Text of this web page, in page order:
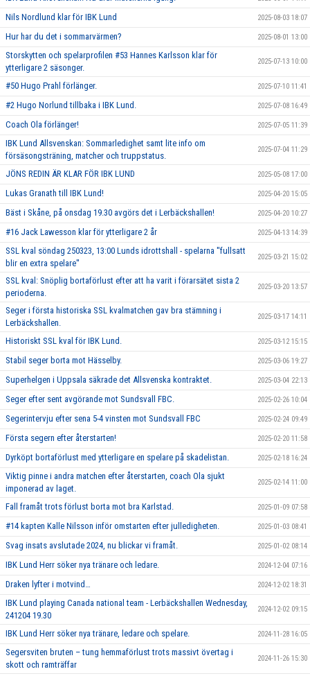
Nils Nordlund klar för IBK Lund 2025-08-03 18:07
Hur har du det i sommarvärmen? 2025-08-01 13:00
Storskytten och spelarprofilen #53 Hannes Karlsson klar för
ytterligare 2 säsonger.
2025-07-13 10:00
#50 Hugo Prahl förlänger. 2025-07-10 11:41
#2 Hugo Norlund tillbaka i IBK Lund. 2025-07-08 16:49
Coach Ola förlänger! 2025-07-05 11:39
IBK Lund Allsvenskan: Sommarledighet samt lite info om
försäsongsträning, matcher och truppstatus.
2025-07-04 11:29
JÖNS REDIN ÄR KLAR FÖR IBK LUND 2025-05-08 17:00
Lukas Granath till IBK Lund! 2025-04-20 15:05
Bäst i Skåne, på onsdag 19.30 avgörs det i Lerbäckshallen! 2025-04-20 10:27
#16 Jack Lawesson klar för ytterligare 2 år 2025-04-13 14:39
SSL kval söndag 250323, 13:00 Lunds idrottshall - spelarna ''fullsatt
blir en extra spelare''
2025-03-21 15:02
SSL kval: Snöplig bortaförlust efter att ha varit i förarsätet sista 2
perioderna.
2025-03-20 13:57
Seger i första historiska SSL kvalmatchen gav bra stämning i
Lerbäckshallen.
2025-03-17 14:11
Historiskt SSL kval för IBK Lund. 2025-03-12 15:15
Stabil seger borta mot Hässelby. 2025-03-06 19:27
Superhelgen i Uppsala säkrade det Allsvenska kontraktet. 2025-03-04 22:13
Seger efter sent avgörande mot Sundsvall FBC. 2025-02-26 10:04
Segerintervju efter sena 5-4 vinsten mot Sundsvall FBC 2025-02-24 09:49
Första segern efter återstarten! 2025-02-20 11:58
Dyrköpt bortaförlust med ytterligare en spelare på skadelistan. 2025-02-18 16:24
Viktig pinne i andra matchen efter återstarten, coach Ola sjukt
imponerad av laget.
2025-02-14 11:00
Fall framåt trots förlust borta mot bra Karlstad. 2025-01-09 07:58
#14 kapten Kalle Nilsson inför omstarten efter julledigheten. 2025-01-03 08:41
Svag insats avslutade 2024, nu blickar vi framåt. 2025-01-02 08:14
IBK Lund Herr söker nya tränare och ledare. 2024-12-04 07:16
Draken lyfter i motvind… 2024-12-02 18:31
IBK Lund playing Canada national team - Lerbäckshallen Wednesday,
241204 19.30
2024-12-02 09:15
IBK Lund Herr söker nya tränare, ledare och spelare. 2024-11-28 16:05
Segersviten bruten – tung hemmaförlust trots massivt övertag i
skott och ramträffar
2024-11-26 15:30